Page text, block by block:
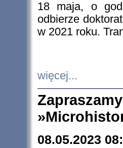
18 maja, o
odbierze
w 2021 roku.
więcej...
08.05.2023